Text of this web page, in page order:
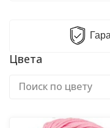
Цвета